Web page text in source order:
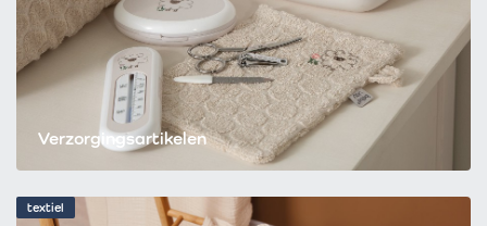
Verzorgingsartikelen
textiel